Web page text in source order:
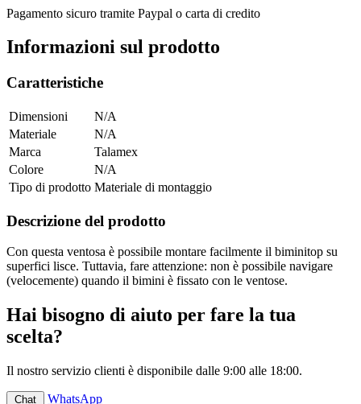
Pagamento sicuro tramite Paypal o carta di credito
Informazioni sul prodotto
Caratteristiche
Dimensioni
N/A
Materiale
N/A
Marca
Talamex
Colore
N/A
Tipo di prodotto Materiale di montaggio
Descrizione del prodotto
Con questa ventosa è possibile montare facilmente il biminitop su
superfici lisce. Tuttavia, fare attenzione: non è possibile navigare
(velocemente) quando il bimini è fissato con le ventose.
Hai bisogno di aiuto per fare la tua
scelta?
Il nostro servizio clienti è disponibile dalle 9:00 alle 18:00.
Chat WhatsApp